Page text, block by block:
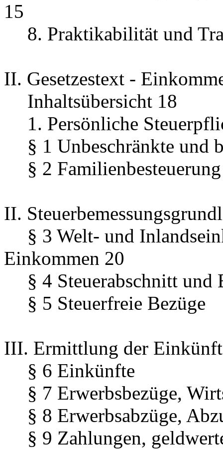
15
8. Praktikabilität und
II. Gesetzestext -
Inhaltsübersicht 18
1. Persönliche
§ 1 Unbeschränkte und
§ 2
II.
§ 3 Welt- und
Einkommen 20
§ 4 Steuerabschnitt
§ 5 Steuerfreie Bezüge
III. Ermittlung der
§ 6 Einkünfte
§ 7 Erwerbsbezüge,
§ 8 Erwerbsabzüge,
§ 9 Zahlungen,